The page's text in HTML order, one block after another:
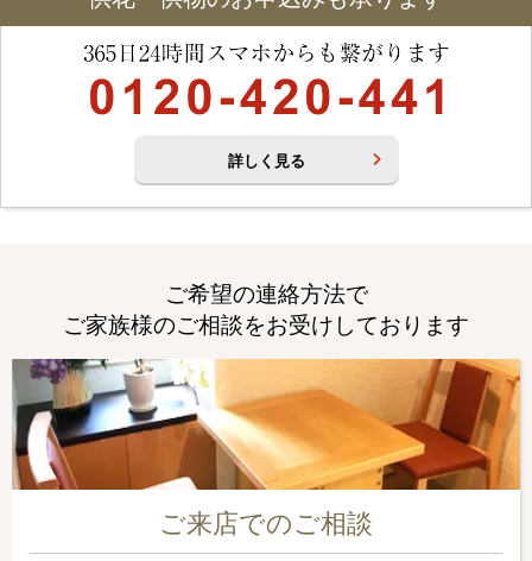
詳しく見る
ご希望の連絡方法で
ご家族様のご相談をお受けしております
ご来店でのご相談